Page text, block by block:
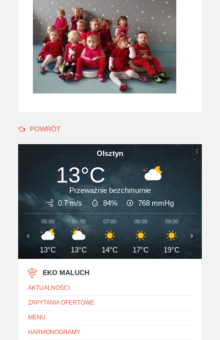
POWRÓT
Olsztyn
13°C
Przeważnie bezchmurnie
0.7 m/s
84% 768 mmHg
05:00
13°C
06:00
13°C
07:00
14°C
08:00
17°C
09:00
19°C
‹ ›
EKO MALUCH
AKTUALNOŚCI
ZAPYTANIA OFERTOWE
MENU
HARMONOGRAMY